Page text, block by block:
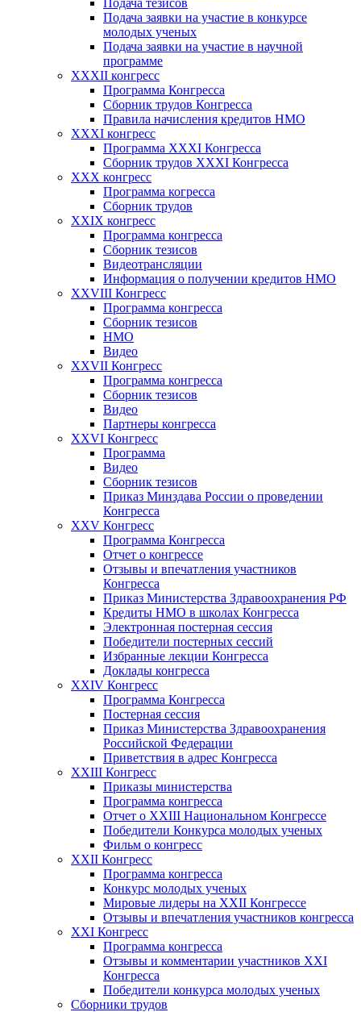
Подача тезисов
Подача заявки на участие в конкурсе
молодых ученых
Подача заявки на участие в научной
программе
XXXII конгресс
Программа Конгресса
Сборник трудов Конгресса
Правила начисления кредитов НМО
XXXI конгресс
Программа XXXI Конгресса
Сборник трудов XXXI Конгресса
XXX конгресс
Программа когресса
Сборник трудов
XXIX конгресс
Программа конгресса
Сборник тезисов
Видеотрансляции
Информация о получении кредитов НМО
XXVIII Конгресс
Программа конгресса
Сборник тезисов
НМО
Видео
XXVII Конгресс
Программа конгресса
Сборник тезисов
Видео
Партнеры конгресса
XXVI Конгресс
Программа
Видео
Сборник тезисов
Приказ Минздава России о проведении
Конгресса
XXV Конгресс
Программа Конгресса
Отчет о конгрессе
Отзывы и впечатления участников
Конгресса
Приказ Министерства Здравоохранения РФ
Кредиты НМО в школах Конгресса
Электронная постерная сессия
Победители постерных сессий
Избранные лекции Конгресса
Доклады конгресса
XXIV Конгресс
Программа Конгресса
Постерная сессия
Приказ Министерства Здравоохранения
Российской Федерации
Приветствия в адрес Конгресса
XXIII Конгресс
Приказы министерства
Программа конгресса
Отчет о XXIII Национальном Конгрессе
Победители Конкурса молодых ученых
Фильм о конгресс
XXII Конгресс
Программа конгресса
Конкурс молодых ученых
Мировые лидеры на XXII Конгрессе
Отзывы и впечатления участников конгресса
XXI Конгресс
Программа конгресса
Отзывы и комментарии участников XXI
Конгресса
Победители конкурса молодых ученых
Сборники трудов